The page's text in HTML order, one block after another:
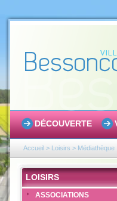
DÉCOUVERTE
Accueil > Loisirs > Médiathèque
LOISIRS
ASSOCIATIONS